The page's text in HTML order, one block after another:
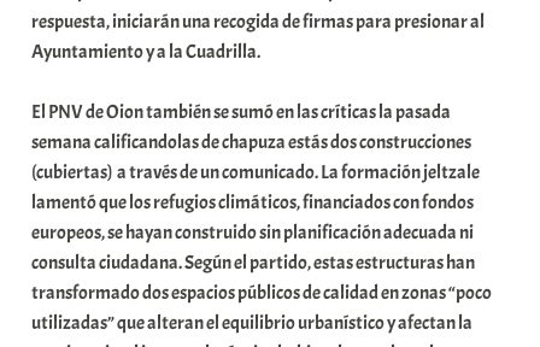
respuesta, iniciarán una recogida de firmas para presionar al
Ayuntamiento y a la Cuadrilla.
El PNV de Oion también se sumó en las críticas la pasada
semana calificandolas de chapuza estás dos construcciones
(cubiertas) a través de un comunicado. La formación jeltzale
lamentó que los refugios climáticos, financiados con fondos
europeos, se hayan construido sin planificación adecuada ni
consulta ciudadana. Según el partido, estas estructuras han
transformado dos espacios públicos de calidad en zonas “poco
utilizadas” que alteran el equilibrio urbanístico y afectan la